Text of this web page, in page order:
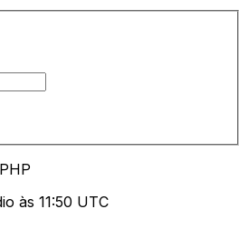
PHP
às 11:50 UTC